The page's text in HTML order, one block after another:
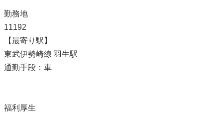
勤務地
11192
【最寄り駅】
東武伊勢崎線 羽生駅
通勤手段：車
福利厚生